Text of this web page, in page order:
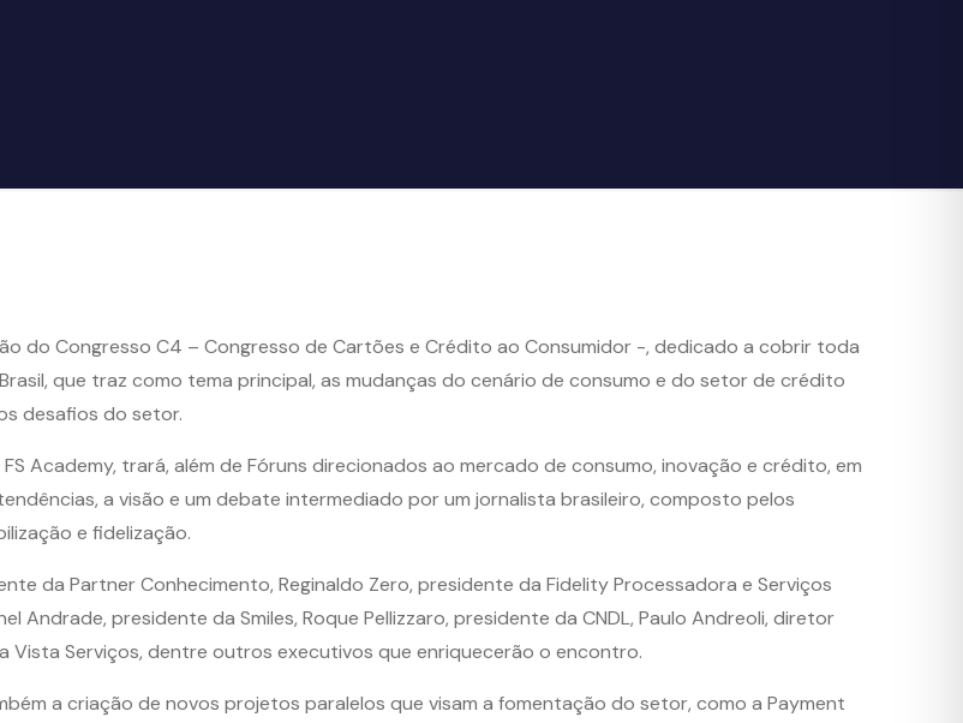
do Congresso C4 – Congresso de Cartões e Crédito ao Consumidor -, dedicado a cobrir toda
que traz como tema principal, as mudanças do cenário de consumo e do setor de crédito
desafios do setor.
Academy, trará, além de Fóruns direcionados ao mercado de consumo, inovação e crédito, em
a visão e um debate intermediado por um jornalista brasileiro, composto pelos
e fidelização.
da Partner Conhecimento, Reginaldo Zero, presidente da Fidelity Processadora e Serviços
Andrade, presidente da Smiles, Roque Pellizzaro, presidente da CNDL, Paulo Andreoli, diretor
Vista Serviços, dentre outros executivos que enriquecerão o encontro.
a criação de novos projetos paralelos que visam a fomentação do setor, como a Payment